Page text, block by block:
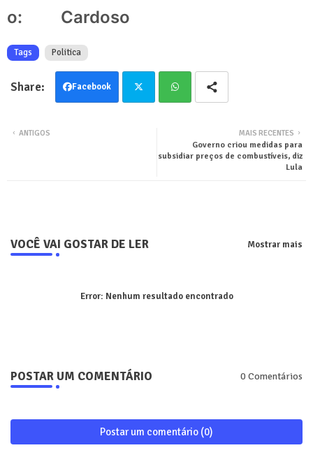
o:
Cardoso
Tags Politica
Facebook
MAIS RECENTES
Governo criou medidas para
subsidiar preços de combustíveis, diz
Lula
ANTIGOS
VOCÊ VAI GOSTAR DE LER Mostrar mais
Error: Nenhum resultado encontrado
POSTAR UM COMENTÁRIO 0 Comentários
Postar um comentário (0)